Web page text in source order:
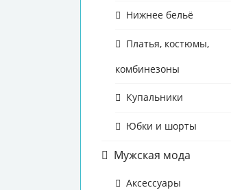
Нижнее бельё
Платья, костюмы,
комбинезоны
Купальники
Юбки и шорты
Мужская мода
Аксессуары